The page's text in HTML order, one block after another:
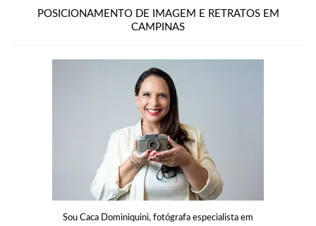
POSICIONAMENTO DE IMAGEM E RETRATOS EM
CAMPINAS
Sou Caca Dominiquini, fotógrafa especialista em